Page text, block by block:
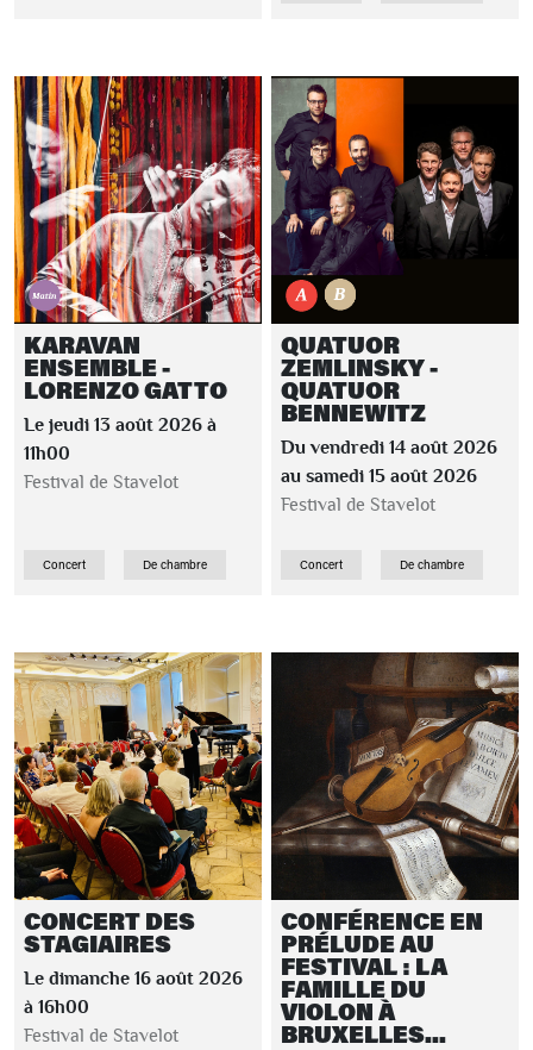
KARAVAN
ENSEMBLE -
LORENZO GATTO
Le jeudi 13 août 2026 à
11h00
Festival de Stavelot
Concert De chambre
QUATUOR
ZEMLINSKY -
QUATUOR
BENNEWITZ
Du vendredi 14 août 2026
au samedi 15 août 2026
Festival de Stavelot
Concert De chambre
CONCERT DES
STAGIAIRES
Le dimanche 16 août 2026
à 16h00
Festival de Stavelot
CONFÉRENCE EN
PRÉLUDE AU
FESTIVAL : LA
FAMILLE DU
VIOLON À
BRUXELLES...